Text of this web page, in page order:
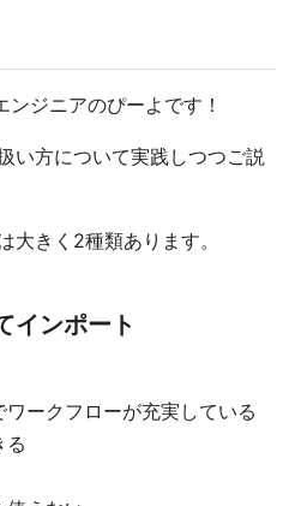
ジニアのぴーよです！
い方について実践しつつご説
大きく2種類あります。
インポート
ークフローが充実している
る